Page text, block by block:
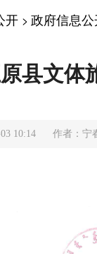
开 > 政府信息
县文体
10:14 作者：宁